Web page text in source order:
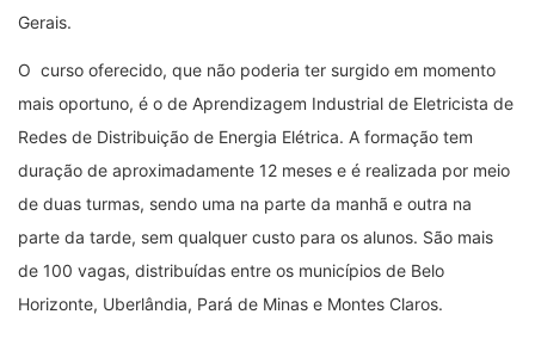
Gerais.
O curso oferecido, que não poderia ter surgido em momento
mais oportuno, é o de Aprendizagem Industrial de Eletricista de
Redes de Distribuição de Energia Elétrica. A formação tem
duração de aproximadamente 12 meses e é realizada por meio
de duas turmas, sendo uma na parte da manhã e outra na
parte da tarde, sem qualquer custo para os alunos. São mais
de 100 vagas, distribuídas entre os municípios de Belo
Horizonte, Uberlândia, Pará de Minas e Montes Claros.